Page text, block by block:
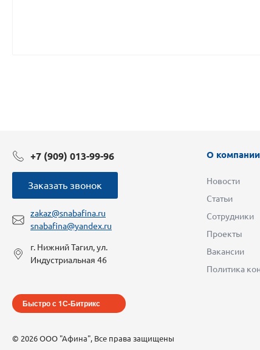
+7 (909) 013-99-96
Заказать звонок
zakaz@snabafina.ru
snabafina@yandex.ru
г. Нижний Тагил, ул.
Индустриальная 46
О компании
Новости
Статьи
Сотрудники
Проекты
Вакансии
Политика
Быстро с 1С-Битрикс
© 2026 ООО "Афина", Все права защищены